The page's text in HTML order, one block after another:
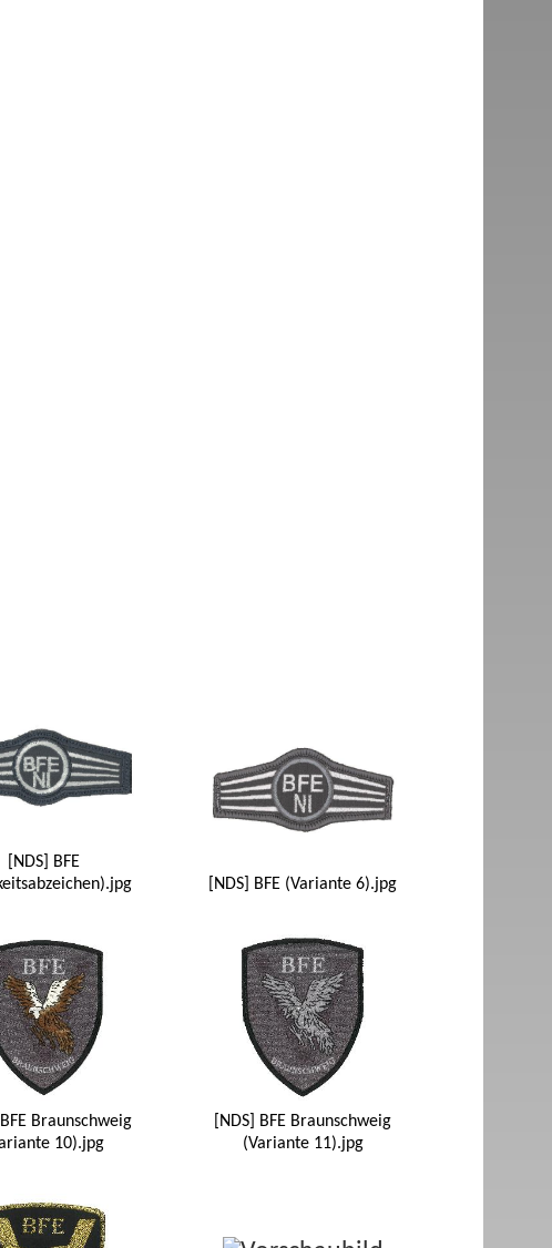
[NDS] BFE
[NDS] BFE (Variante 6).jpg
BFE Braunschweig
10).jpg
[NDS] BFE Braunschweig
(Variante 11).jpg